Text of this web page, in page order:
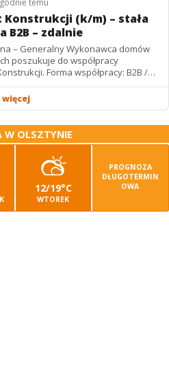
temu
(k/m) – stała
B2B – zdalnie
– Generalny Wykonawca domów
poszukuje do współpracy
współpracy: B2B /
Wynagrodzenie: ✔
więcej
W OLSZTYNIE
12/19°C
WTOREK
PROGNOZA
DŁUGOTERMIN
OWA